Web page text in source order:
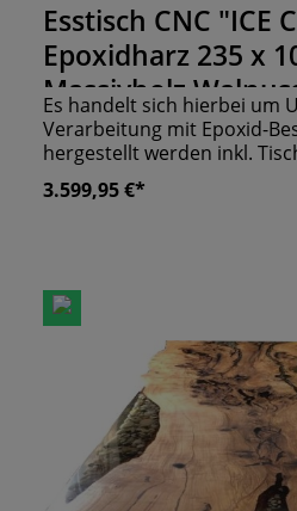
Esstisch CNC "ICE
Epoxidharz 235 x
Massivholz
Es handelt sich hierbei um
Verarbeitung mit Epoxid-
hergestellt werden inkl.
schwarz metall" Bitte setzen
einer möglichen Lieferung
3.599,95 €*